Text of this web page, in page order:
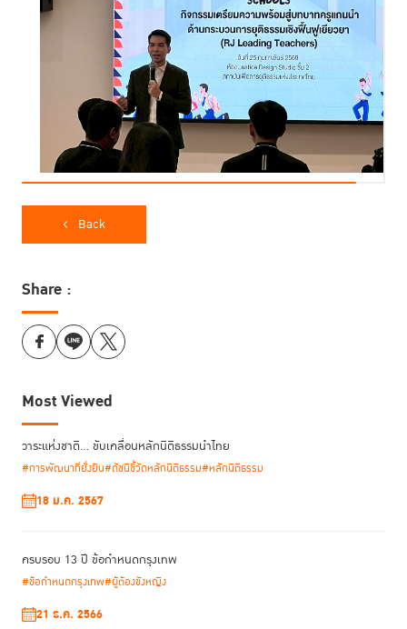
นำจะได้เรียนรู้แนวทางการนำการใช้ RJ ในโรงเรียนมาสรุปประมวลผลและ
เตรียมการนำเสนอเพื่อแลกเปลี่ยนและทำความเข้าใจเชิงลึกถึงปัจจัยความ
สำเร็จ อุปสรรค และแนวทางแก้ไขปัญหาอย่างเป็นรูปธรรมในกลุ่มย่อย
Back
Share :
Most Viewed
วาระแห่งชาติ… ขับเคลื่อนหลักนิติธรรมนำไทย
#การพัฒนาที่ยั่งยืน#ดัชนีชี้วัดหลักนิติธรรม#หลักนิติธรรม
18 ม.ค. 2567
ครบรอบ 13 ปี ข้อกำหนดกรุงเทพ
#ข้อกำหนดกรุงเทพ#ผู้ต้องขังหญิง
21 ธ.ค. 2566